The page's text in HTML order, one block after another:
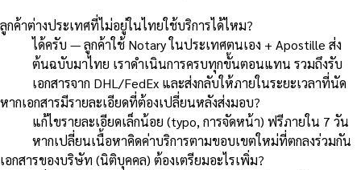
ลูกค้าต่างประเทศที่ไม่อยู่ในไทยใช้บริการได้ไหม?
ได้ครับ — ลูกค้าใช้ Notary ในประเทศตนเอง + Apostille ส่ง
ต้นฉบับมาไทย เราดำเนินการครบทุกขั้นตอนแทน รวมถึงรับ
เอกสารจาก DHL/FedEx และส่งกลับให้ภายในระยะเวลาที่นัด
หากเอกสารมีรายละเอียดที่ต้องเปลี่ยนหลังส่งมอบ?
แก้ไขรายละเอียดเล็กน้อย (typo, การจัดหน้า) ฟรีภายใน 7 วัน
หากเปลี่ยนเนื้อหาคิดค่าบริการตามขอบเขตใหม่ที่ตกลงร่วมกัน
เอกสารของบริษัท (นิติบุคคล) ต้องเตรียมอะไรเพิ่ม?